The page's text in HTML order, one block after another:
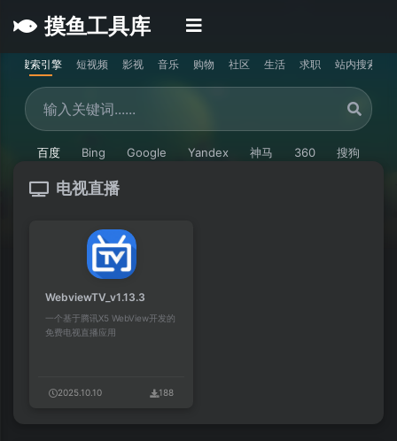
摸鱼工具库
搜索引擎 短视频 影视 音乐 购物 社区 生活 求职 站内搜索
百度 Bing Google Yandex 神马 360
搜狗
电视直播
WebviewTV_v1.13.3
一个基于腾讯X5 WebView开发的
免费电视直播应用
188
2025.10.10